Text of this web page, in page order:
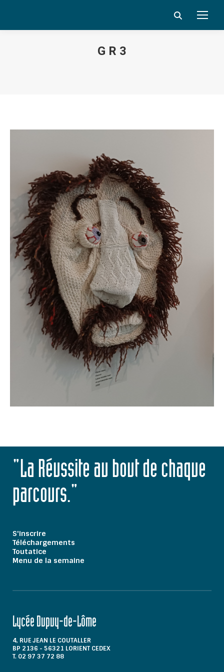
Search:
G R 3
"La Réussite au bout de chaque
parcours."
S'inscrire
Téléchargements
Toutatice
Menu de la semaine
Lycée Dupuy-de-Lôme
4, RUE JEAN LE COUTALLER
BP 2136 - 56321 LORIENT CEDEX
T. 02 97 37 72 88